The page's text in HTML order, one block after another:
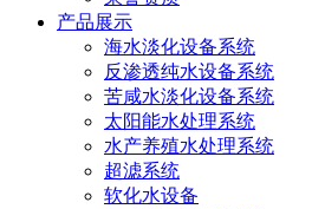
产品展示
海水淡化设备系统
反渗透纯水设备系统
苦咸水淡化设备系统
太阳能水处理系统
水产养殖水处理系统
超滤系统
软化水设备